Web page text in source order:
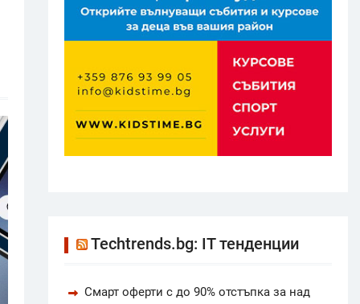
Techtrends.bg: IT тенденции
Смарт оферти с до 90% отстъпка за над